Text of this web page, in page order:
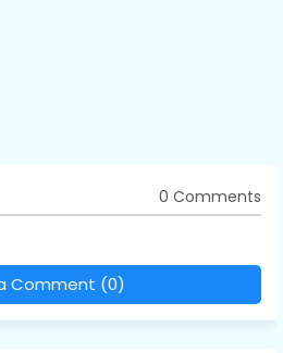
0 Comments
Comment (0)